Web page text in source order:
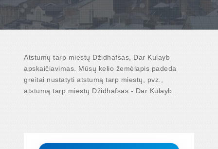
Atstumų tarp miestų Džidhafsas, Dar Kulayb
apskaičiavimas. Mūsų kelio žemėlapis padeda
greitai nustatyti atstumą tarp miestų, pvz.,
atstumą tarp miestų Džidhafsas - Dar Kulayb .